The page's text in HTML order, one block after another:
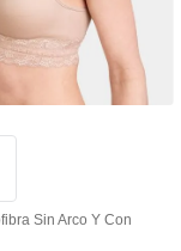
Sin Arco Y Con